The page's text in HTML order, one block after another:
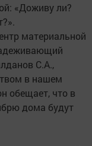
«Доживу ли?
материальной
С.А.,
в нашем
обещает, что в
дома будут